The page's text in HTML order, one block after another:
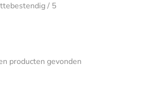
/ 5
producten gevonden